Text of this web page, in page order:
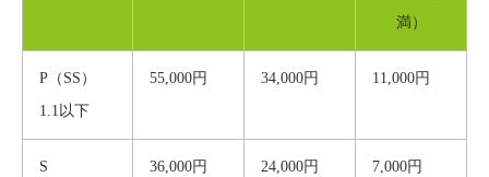
満）
P（SS）
1.1以下
55,000円 34,000円 11,000円
S
36,000円 24,000円 7,000円